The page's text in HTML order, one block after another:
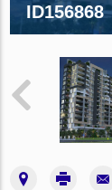
ID156868